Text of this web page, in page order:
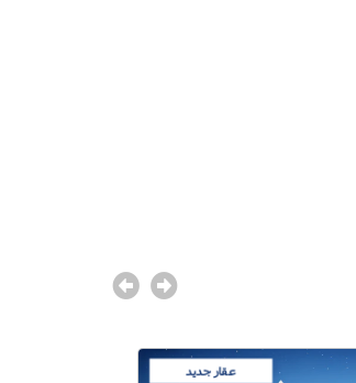
عقار جديد